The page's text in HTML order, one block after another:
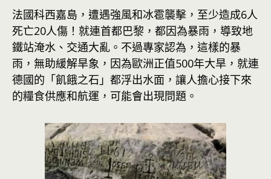
法國科西嘉島，遭遇強風和冰雹襲擊，至少造成6人
死亡20人傷！就連首都巴黎，都因為暴雨，導致地
鐵站淹水、交通大亂。不過專家認為，這樣的暴
雨，無助緩解旱象，因為歐洲正值500年大旱，就連
德國的「飢餓之石」都浮出水面，讓人擔心接下來
的糧食供應和航運，可能會出現問題。